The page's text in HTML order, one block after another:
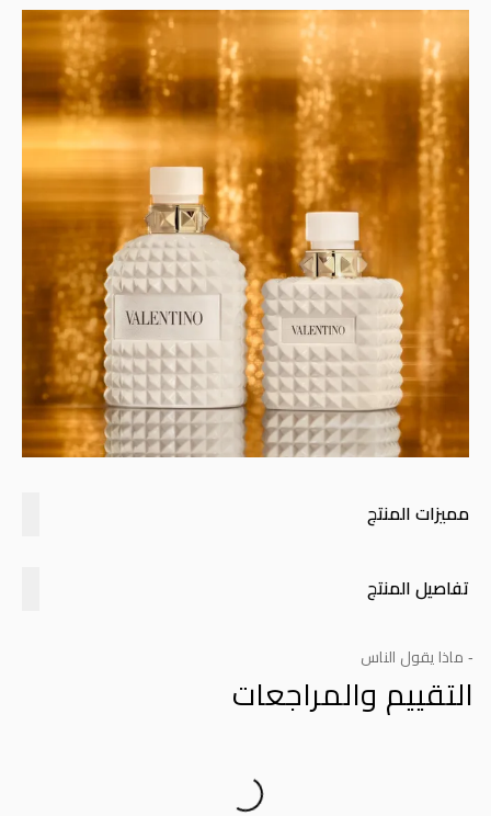
مميزات المنتج
تفاصيل المنتج
- ماذا يقول الناس
التقييم والمراجعات